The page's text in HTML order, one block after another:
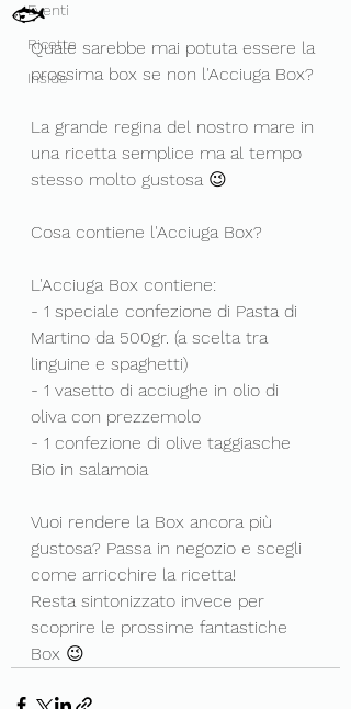
Eventi
Ricette
Inside
🐟
Quale sarebbe mai potuta essere la
prossima box se non l'Acciuga Box?
La grande regina del nostro mare in
una ricetta semplice ma al tempo
stesso molto gustosa 😉
Cosa contiene l'Acciuga Box?
L'Acciuga Box contiene:
- 1 speciale confezione di Pasta di
Martino da 500gr. (a scelta tra
linguine e spaghetti)
- 1 vasetto di acciughe in olio di
oliva con prezzemolo
- 1 confezione di olive taggiasche
Bio in salamoia
Vuoi rendere la Box ancora più
gustosa? Passa in negozio e scegli
come arricchire la ricetta!
Resta sintonizzato invece per
scoprire le prossime fantastiche
Box 😉